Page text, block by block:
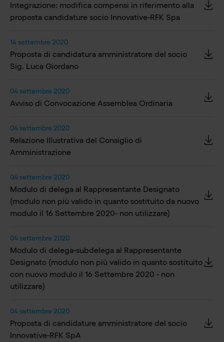
Integrazione: modifica compensi in riferimento alla
proposta candidature socio Innovative-RFK Spa
14 settembre 2020
Proposta di candidatura amministratore del socio
Sig. Luca Giordano
04 settembre 2020
Avviso di Convocazione Assemblea Ordinaria
04 settembre 2020
Relazione Illustrativa del Consiglio di
Amministrazione
04 settembre 2020
Modulo di delega al Rappresentante Designato
(modulo non più valido in quanto sostituito da nuovo
modulo il 16 Settembre 2020- non utilizzare)
04 settembre 2020
Modulo di delega-subdelega al Rappresentante
Designato (modulo non più valido in quanto sostituito
con nuovo modulo il 16 Settembre 2020 - non
utilizzare)
04 settembre 2020
Proposta di candidature amministratore del socio
Innovative-RFK SpA